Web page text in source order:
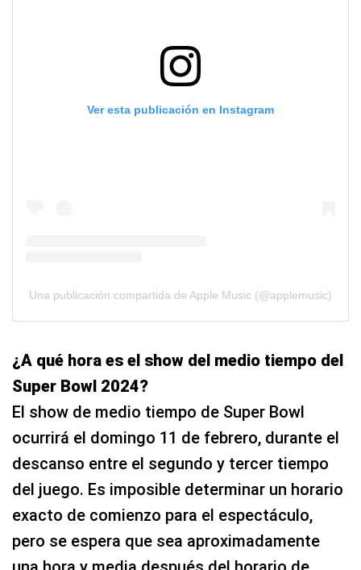
Ver esta publicación en Instagram
Una publicación compartida de Apple Music (@applemusic)
¿A qué hora es el show del medio tiempo del
Super Bowl 2024?
El show de medio tiempo de Super Bowl
ocurrirá el domingo 11 de febrero, durante el
descanso entre el segundo y tercer tiempo
del juego. Es imposible determinar un horario
exacto de comienzo para el espectáculo,
pero se espera que sea aproximadamente